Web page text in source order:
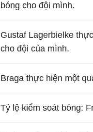
bóng cho đội mình.
Gustaf Lagerbielke
cho đội của mình.
Braga thực hiện một
Tỷ lệ kiểm soát bóng: